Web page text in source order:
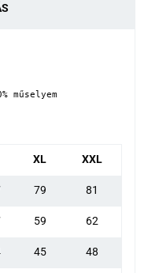
műselyem
XL XXL
79 81
59 62
45 48